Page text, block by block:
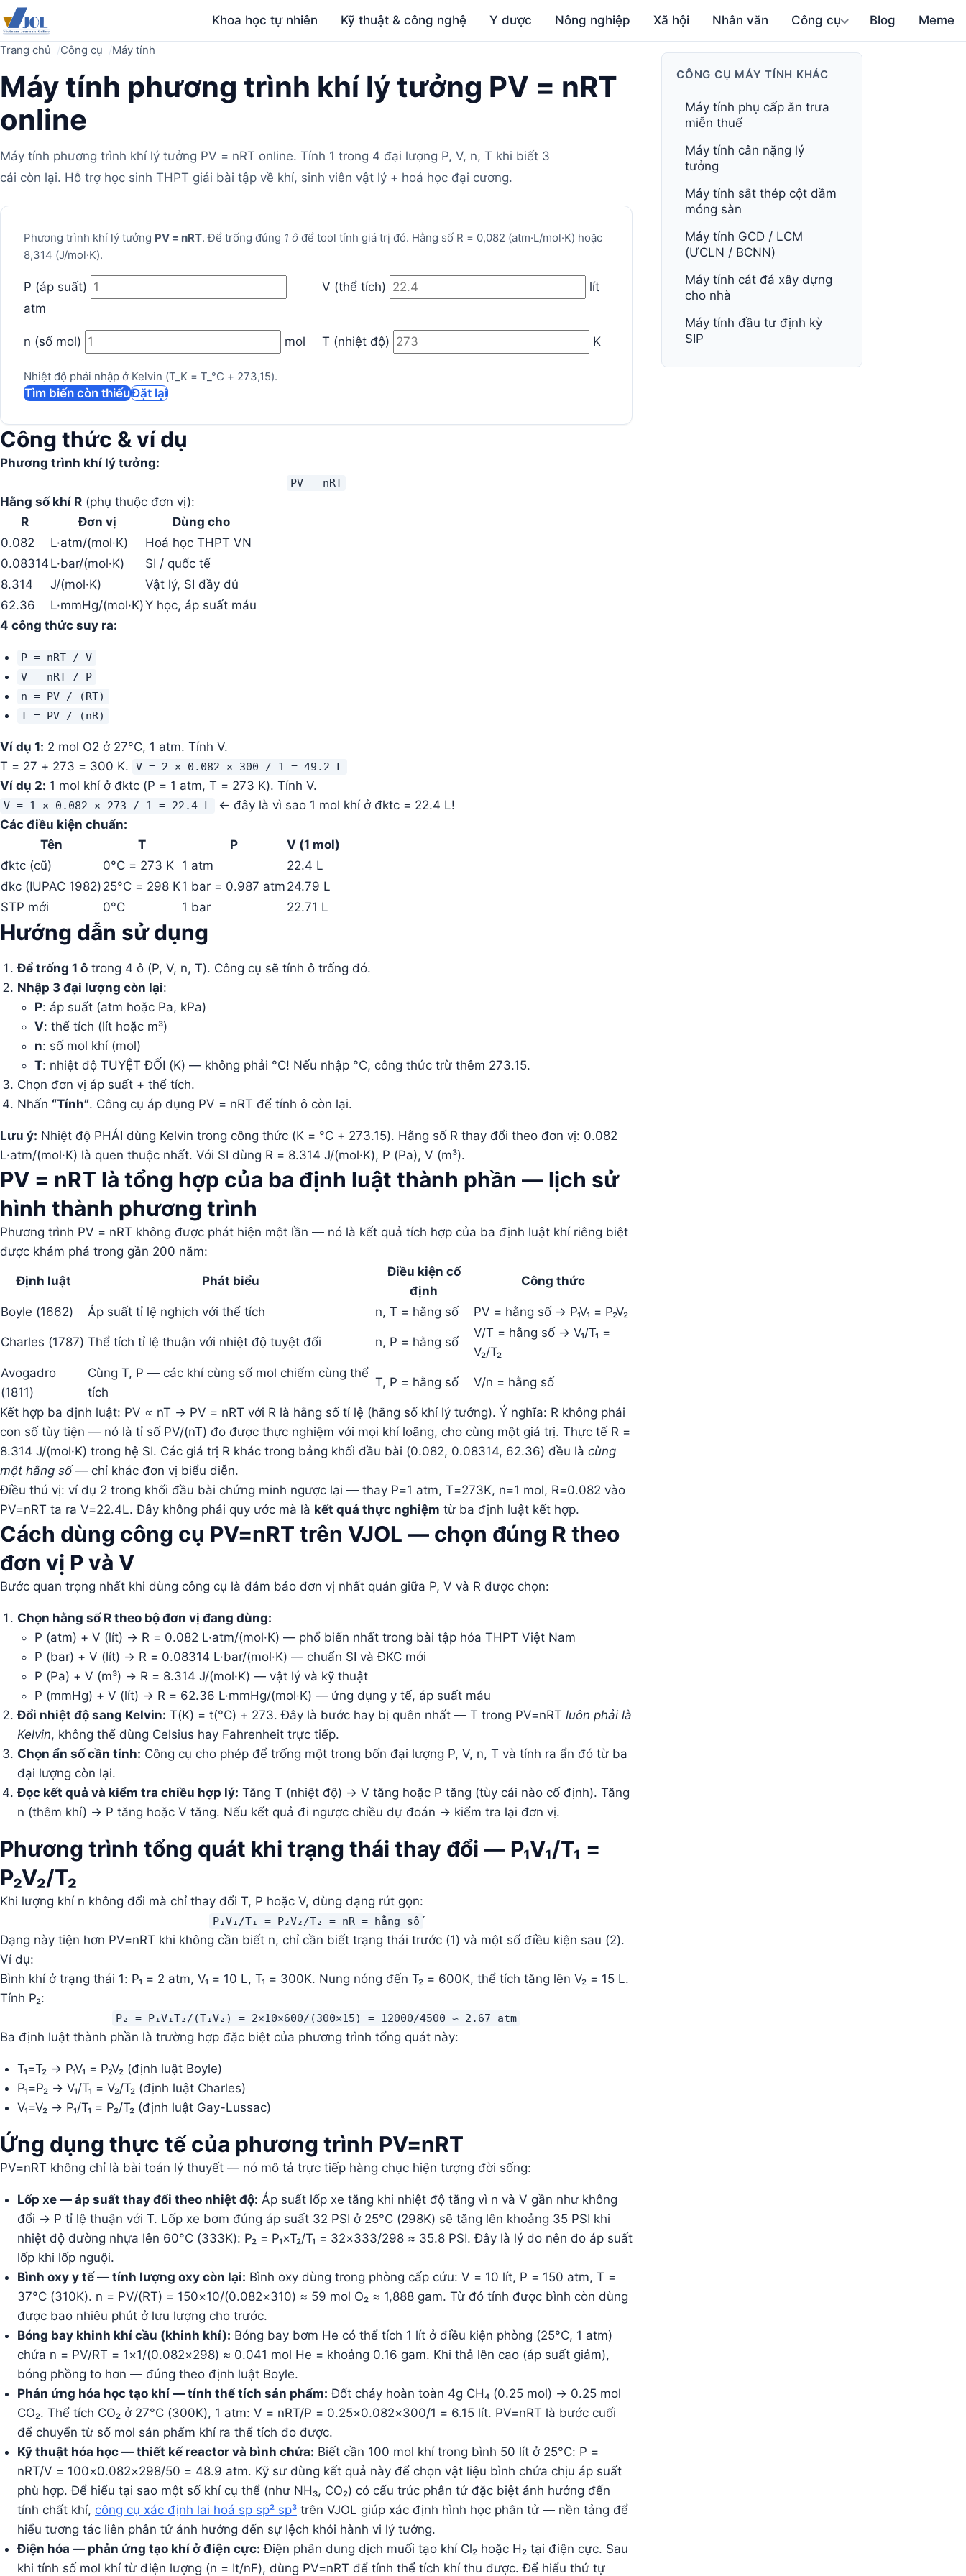
Khoa học tự nhiên Kỹ thuật & công nghệ Y dược Nông nghiệp Xã hội Nhân văn Công cụ Blog Meme
Trang chủ Công cụ Máy tính
Máy tính phương trình khí lý tưởng PV = nRT
online
Máy tính phương trình khí lý tưởng PV = nRT online. Tính 1 trong 4 đại lượng P, V, n, T khi biết 3
cái còn lại. Hỗ trợ học sinh THPT giải bài tập về khí, sinh viên vật lý + hoá học đại cương.
Máy
Phương trình khí lý tưởng PV = nRT. Để trống đúng 1 ô để tool tính giá trị đó. Hằng số R = 0,082 (atm·L/mol·K) hoặc
8,314 (J/mol·K).
P (áp suất)
atm
V (thể tích) lít
n (số mol) mol T (nhiệt độ) K
Nhiệt độ phải nhập ở Kelvin (T_K = T_°C + 273,15).
Tìm biến còn thiếuĐặt lại
Công thức & ví dụ
Phương trình khí lý tưởng:
PV = nRT
Hằng số khí R (phụ thuộc đơn vị):
R
Đơn vị
Dùng cho
0.082
L·atm/(mol·K)
Hoá học THPT VN
0.08314 L·bar/(mol·K)
SI / quốc tế
8.314
J/(mol·K)
Vật lý, SI đầy đủ
62.36
L·mmHg/(mol·K)Y học, áp suất máu
4 công thức suy ra:
P = nRT / V
V = nRT / P
n = PV / (RT)
T = PV / (nR)
Ví dụ 1: 2 mol O2 ở 27°C, 1 atm. Tính V.
T = 27 + 273 = 300 K.
V = 2 × 0.082 × 300 / 1 = 49.2 L
Ví dụ 2: 1 mol khí ở đktc (P = 1 atm, T = 273 K). Tính V.
V = 1 × 0.082 × 273 / 1 = 22.4 L
← đây là vì sao 1 mol khí ở đktc = 22.4 L!
Các điều kiện chuẩn:
Tên
T P
V (1 mol)
đktc (cũ)
0°C = 273 K 1 atm
22.4 L
đkc (IUPAC 1982) 25°C = 298 K1 bar = 0.987 atm 24.79 L
STP mới
0°C 1 bar 22.71 L
Hướng dẫn sử dụng
Để trống 1 ô trong 4 ô (P, V, n, T). Công cụ sẽ tính ô trống đó.
Nhập 3 đại lượng còn lại:
P: áp suất (atm hoặc Pa, kPa)
V: thể tích (lít hoặc m³)
n: số mol khí (mol)
T: nhiệt độ TUYỆT ĐỐI (K) — không phải °C! Nếu nhập °C, công thức trừ thêm 273.15.
Chọn đơn vị áp suất + thể tích.
Nhấn “Tính”. Công cụ áp dụng PV = nRT để tính ô còn lại.
Lưu ý: Nhiệt độ PHẢI dùng Kelvin trong công thức (K = °C + 273.15). Hằng số R thay đổi theo đơn vị: 0.082
L·atm/(mol·K) là quen thuộc nhất. Với SI dùng R = 8.314 J/(mol·K), P (Pa), V (m³).
PV = nRT là tổng hợp của ba định luật thành phần — lịch sử
hình thành phương trình
Phương trình PV = nRT không được phát hiện một lần — nó là kết quả tích hợp của ba định luật khí riêng biệt
được khám phá trong gần 200 năm:
Định luật Phát biểu
Điều kiện cố
định
Công thức
Boyle (1662) Áp suất tỉ lệ nghịch với thể tích n, T = hằng số PV = hằng số → P₁V₁ = P₂V₂
Charles (1787) Thể tích tỉ lệ thuận với nhiệt độ tuyệt đối n, P = hằng số
V/T = hằng số → V₁/T₁ =
V₂/T₂
Avogadro
(1811)
Cùng T, P — các khí cùng số mol chiếm cùng thể
tích
T, P = hằng số V/n = hằng số
Kết hợp ba định luật: PV ∝ nT → PV = nRT với R là hằng số tỉ lệ (hằng số khí lý tưởng). Ý nghĩa: R không phải
con số tùy tiện — nó là tỉ số PV/(nT) đo được thực nghiệm với mọi khí loãng, cho cùng một giá trị. Thực tế R =
8.314 J/(mol·K) trong hệ SI. Các giá trị R khác trong bảng khối đầu bài (0.082, 0.08314, 62.36) đều là cùng
một hằng số— chỉ khác đơn vị biểu diễn.
Điều thú vị: ví dụ 2 trong khối đầu bài chứng minh ngược lại — thay P=1 atm, T=273K, n=1 mol, R=0.082 vào
PV=nRT ta ra V=22.4L. Đây không phải quy ước mà là kết quả thực nghiệm từ ba định luật kết hợp.
Cách dùng công cụ PV=nRT trên VJOL — chọn đúng R theo
đơn vị P và V
Bước quan trọng nhất khi dùng công cụ là đảm bảo đơn vị nhất quán giữa P, V và R được chọn:
Chọn hằng số R theo bộ đơn vị đang dùng:
P (atm) + V (lít) → R = 0.082 L·atm/(mol·K) — phổ biến nhất trong bài tập hóa THPT Việt Nam
P (bar) + V (lít) → R = 0.08314 L·bar/(mol·K) — chuẩn SI và ĐKC mới
P (Pa) + V (m³) → R = 8.314 J/(mol·K) — vật lý và kỹ thuật
P (mmHg) + V (lít) → R = 62.36 L·mmHg/(mol·K) — ứng dụng y tế, áp suất máu
Đổi nhiệt độ sang Kelvin: T(K) = t(°C) + 273. Đây là bước hay bị quên nhất — T trong PV=nRT luôn phải là
Kelvin, không thể dùng Celsius hay Fahrenheit trực tiếp.
Chọn ẩn số cần tính: Công cụ cho phép để trống một trong bốn đại lượng P, V, n, T và tính ra ẩn đó từ ba
đại lượng còn lại.
Đọc kết quả và kiểm tra chiều hợp lý: Tăng T (nhiệt độ) → V tăng hoặc P tăng (tùy cái nào cố định). Tăng
n (thêm khí) → P tăng hoặc V tăng. Nếu kết quả đi ngược chiều dự đoán → kiểm tra lại đơn vị.
Phương trình tổng quát khi trạng thái thay đổi — P₁V₁/T₁ =
P₂V₂/T₂
Khi lượng khí n không đổi mà chỉ thay đổi T, P hoặc V, dùng dạng rút gọn:
P₁V₁/T₁ = P₂V₂/T₂ = nR = hằng số
Dạng này tiện hơn PV=nRT khi không cần biết n, chỉ cần biết trạng thái trước (1) và một số điều kiện sau (2).
Ví dụ:
Bình khí ở trạng thái 1: P₁ = 2 atm, V₁ = 10 L, T₁ = 300K. Nung nóng đến T₂ = 600K, thể tích tăng lên V₂ = 15 L.
Tính P₂:
P₂ = P₁V₁T₂/(T₁V₂) = 2×10×600/(300×15) = 12000/4500 ≈ 2.67 atm
Ba định luật thành phần là trường hợp đặc biệt của phương trình tổng quát này:
T₁=T₂ → P₁V₁ = P₂V₂ (định luật Boyle)
P₁=P₂ → V₁/T₁ = V₂/T₂ (định luật Charles)
V₁=V₂ → P₁/T₁ = P₂/T₂ (định luật Gay-Lussac)
Ứng dụng thực tế của phương trình PV=nRT
PV=nRT không chỉ là bài toán lý thuyết — nó mô tả trực tiếp hàng chục hiện tượng đời sống:
Lốp xe — áp suất thay đổi theo nhiệt độ: Áp suất lốp xe tăng khi nhiệt độ tăng vì n và V gần như không
đổi → P tỉ lệ thuận với T. Lốp xe bơm đúng áp suất 32 PSI ở 25°C (298K) sẽ tăng lên khoảng 35 PSI khi
nhiệt độ đường nhựa lên 60°C (333K): P₂ = P₁×T₂/T₁ = 32×333/298 ≈ 35.8 PSI. Đây là lý do nên đo áp suất
lốp khi lốp nguội.
Bình oxy y tế — tính lượng oxy còn lại: Bình oxy dùng trong phòng cấp cứu: V = 10 lít, P = 150 atm, T =
37°C (310K). n = PV/(RT) = 150×10/(0.082×310) ≈ 59 mol O₂ ≈ 1,888 gam. Từ đó tính được bình còn dùng
được bao nhiêu phút ở lưu lượng cho trước.
Bóng bay khinh khí cầu (khinh khí): Bóng bay bơm He có thể tích 1 lít ở điều kiện phòng (25°C, 1 atm)
chứa n = PV/RT = 1×1/(0.082×298) ≈ 0.041 mol He = khoảng 0.16 gam. Khi thả lên cao (áp suất giảm),
bóng phồng to hơn — đúng theo định luật Boyle.
Phản ứng hóa học tạo khí — tính thể tích sản phẩm: Đốt cháy hoàn toàn 4g CH₄ (0.25 mol) → 0.25 mol
CO₂. Thể tích CO₂ ở 27°C (300K), 1 atm: V = nRT/P = 0.25×0.082×300/1 = 6.15 lít. PV=nRT là bước cuối
để chuyển từ số mol sản phẩm khí ra thể tích đo được.
Kỹ thuật hóa học — thiết kế reactor và bình chứa: Biết cần 100 mol khí trong bình 50 lít ở 25°C: P =
nRT/V = 100×0.082×298/50 = 48.9 atm. Kỹ sư dùng kết quả này để chọn vật liệu bình chứa chịu áp suất
phù hợp. Để hiểu tại sao một số khí cụ thể (như NH₃, CO₂) có cấu trúc phân tử đặc biệt ảnh hưởng đến
tính chất khí, công cụ xác định lai hoá sp sp² sp³ trên VJOL giúp xác định hình học phân tử — nền tảng để
hiểu tương tác liên phân tử ảnh hưởng đến sự lệch khỏi hành vi lý tưởng.
Điện hóa — phản ứng tạo khí ở điện cực: Điện phân dung dịch muối tạo khí Cl₂ hoặc H₂ tại điện cực. Sau
khi tính số mol khí từ điện lượng (n = It/nF), dùng PV=nRT để tính thể tích khí thu được. Để hiểu thứ tự
CÔNG CỤ MÁY TÍNH KHÁC
Máy tính phụ cấp ăn trưa
miễn thuế
Máy tính cân nặng lý
tưởng
Máy tính sắt thép cột dầm
móng sàn
Máy tính GCD / LCM
(ƯCLN / BCNN)
Máy tính cát đá xây dựng
cho nhà
Máy tính đầu tư định kỳ
SIP